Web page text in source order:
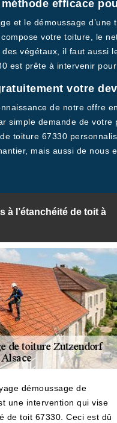
efficace
et le démoussage
votre toiture, le
des végétaux, il faut aussi
est prête à intervenir
votre
de notre offre
simple demande de
toiture 67330
mais aussi de nous
à l’étanchéité de toit à
démoussage de
une intervention qui vise
de toit 67330. Ceci est dû